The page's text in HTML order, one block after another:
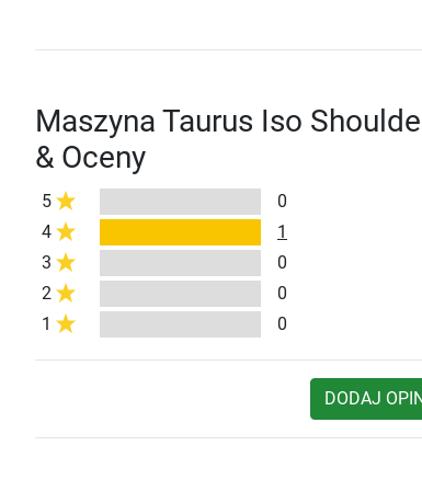
Maszyna Taurus Iso
& Oceny
5
0
4
1
3
0
2
0
1
0
DODAJ